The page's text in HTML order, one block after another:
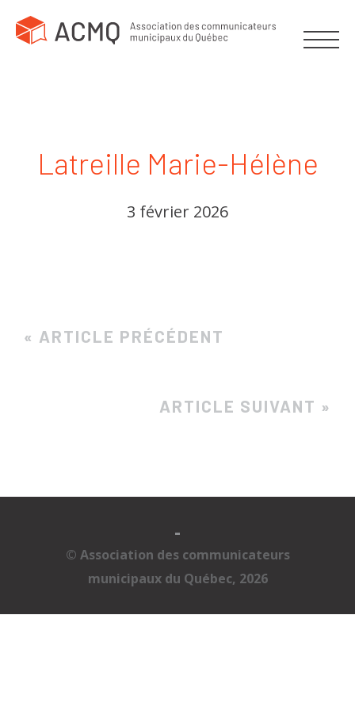
Latreille Marie-Hélène
3 février 2026
« ARTICLE PRÉCÉDENT
ARTICLE SUIVANT »
-
© Association des communicateurs
municipaux du Québec, 2026